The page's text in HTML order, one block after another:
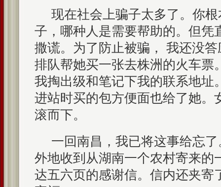
现在社会上骗子太多了。你
子，哪种人是需要帮助的。但凭
撒谎。为了防止被骗， 我还没
排队帮她买一张去株洲的火车票
我掏出级和笔记下我的联系地址
进站时买的包方便面也给了她。
滚而下。
一回南昌，我已将这事给忘
外地收到从湖南一个农村寄来的
达五六页的感谢信。信内还夹寄